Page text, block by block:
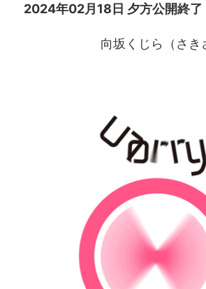
2024年02月18日 夕方公開終了
向坂くじら（さき